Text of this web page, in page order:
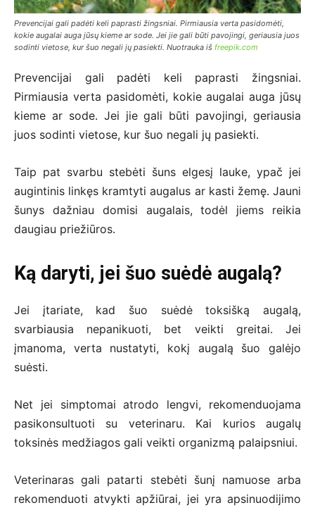
Prevencijai gali padėti keli paprasti žingsniai. Pirmiausia verta pasidomėti,
kokie augalai auga jūsų kieme ar sode. Jei jie gali būti pavojingi, geriausia juos
sodinti vietose, kur šuo negali jų pasiekti. Nuotrauka iš freepik.com
Prevencijai gali padėti keli paprasti žingsniai.
Pirmiausia verta pasidomėti, kokie augalai auga jūsų
kieme ar sode. Jei jie gali būti pavojingi, geriausia
juos sodinti vietose, kur šuo negali jų pasiekti.
Taip pat svarbu stebėti šuns elgesį lauke, ypač jei
augintinis linkęs kramtyti augalus ar kasti žemę. Jauni
šunys dažniau domisi augalais, todėl jiems reikia
daugiau priežiūros.
Ką daryti, jei šuo suėdė augalą?
Jei įtariate, kad šuo suėdė toksišką augalą,
svarbiausia nepanikuoti, bet veikti greitai. Jei
įmanoma, verta nustatyti, kokį augalą šuo galėjo
suėsti.
Net jei simptomai atrodo lengvi, rekomenduojama
pasikonsultuoti su veterinaru. Kai kurios augalų
toksinės medžiagos gali veikti organizmą palaipsniui.
Veterinaras gali patarti stebėti šunį namuose arba
rekomenduoti atvykti apžiūrai, jei yra apsinuodijimo